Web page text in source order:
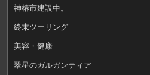
神椿市建設中。
終末ツーリング
美容・健康
翠星のガルガンティア